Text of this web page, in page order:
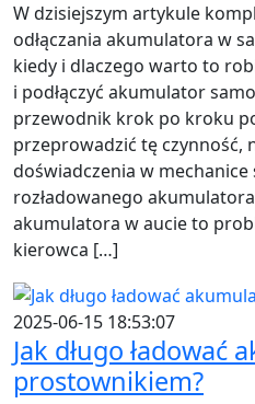
W dzisiejszym artykule
odłączania akumulatora w
kiedy i dlaczego warto to
i podłączyć akumulator
przewodnik krok po kroku
przeprowadzić tę czynność,
doświadczenia w
rozładowanego
akumulatora w aucie to
kierowca […]
2025-06-15 18:53:07
Jak długo ładować
prostownikiem?